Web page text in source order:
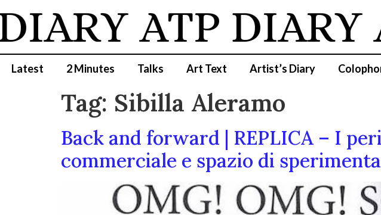
ATP DIARY
Latest 2 Minutes Talks Art Text Artist’s Diary
Tag: Sibilla Aleramo
Back and forward | REPLICA – I
commerciale e spazio di